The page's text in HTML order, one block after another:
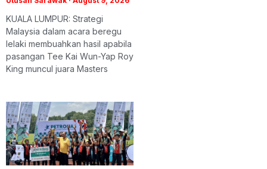
KUALA LUMPUR: Strategi
Malaysia dalam acara beregu
lelaki membuahkan hasil apabila
pasangan Tee Kai Wun-Yap Roy
King muncul juara Masters